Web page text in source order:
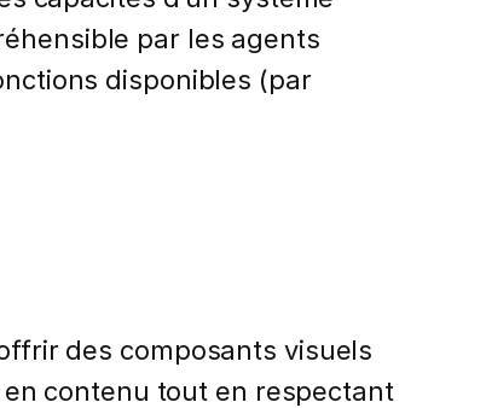
par les agents
disponibles (par
des composants visuels
contenu tout en respectant